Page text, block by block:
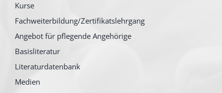
Kurse
Fachweiterbildung/Zertifikatslehrgang
Angebot für pflegende Angehörige
Basisliteratur
Literaturdatenbank
Medien